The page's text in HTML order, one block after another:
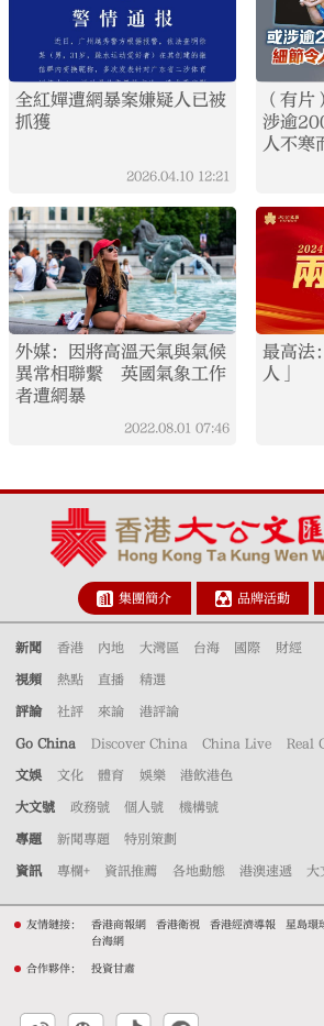
全紅嬋遭網暴案嫌疑人已被
抓獲
2026.04.10 12:21
（有
涉逾
人不寒
外媒：因將高溫天氣與氣候
異常相聯繫 英國氣象工作
者遭網暴
2022.08.01 07:46
最高法
人」
集團簡介 品牌活動
新聞 香港 內地 大灣區 台海 國際 財經
視頻 熱點 直播 精選
評論 社評 來論 港評論
Go China Discover China China Live Real
文娛 文化 體育 娛樂 港飲港色
大文號 政務號 個人號 機構號
專題 新聞專題 特別策劃
資訊 專欄+ 資訊推薦 各地動態 港澳速遞 大
友情鏈接： 香港商報網 香港衛視 香港經濟導報 星島環
台海網
合作夥伴： 投資甘肅